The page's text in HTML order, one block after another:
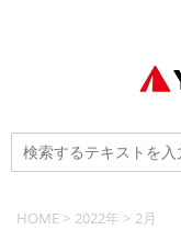
HOME > 2022年 > 2月